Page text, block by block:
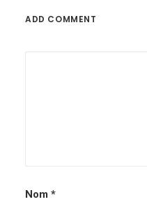
ADD COMMENT
Nom *